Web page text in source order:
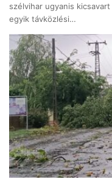
szélvihar ugyanis
egyik távközlési…